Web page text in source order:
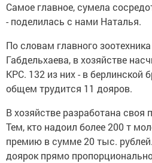
Самое главное, сумела
- поделилась с нами Наталья.
По словам главного
Габдельхаева, в хозяйстве
КРС. 132 из них - в берлинской
общем трудится 11 дояров.
В хозяйстве разработана своя
Тем, кто надоил более 200 т
премию в сумме 20 тыс.
доярок прямо